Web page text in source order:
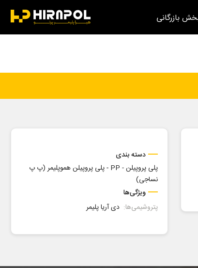
بازرگانی
دسته بندی
پلی پروپیلن - PP
-پلی پروپیلن هموپلیمر (پ پ
نساجی)
ویژگی‌ها
پتروشیمی‌ها: دی آریا پلیمر